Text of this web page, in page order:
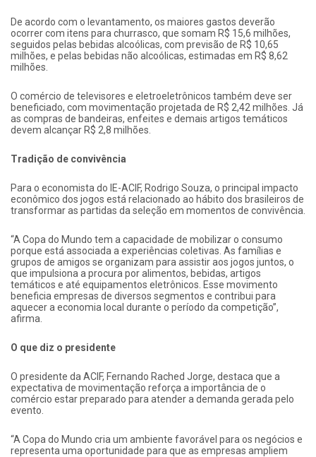
De acordo com o levantamento, os maiores gastos deverão
ocorrer com itens para churrasco, que somam R$ 15,6 milhões,
seguidos pelas bebidas alcoólicas, com previsão de R$ 10,65
milhões, e pelas bebidas não alcoólicas, estimadas em R$ 8,62
milhões.
O comércio de televisores e eletroeletrônicos também deve ser
beneficiado, com movimentação projetada de R$ 2,42 milhões. Já
as compras de bandeiras, enfeites e demais artigos temáticos
devem alcançar R$ 2,8 milhões.
Tradição de convivência
Para o economista do IE-ACIF, Rodrigo Souza, o principal impacto
econômico dos jogos está relacionado ao hábito dos brasileiros de
transformar as partidas da seleção em momentos de convivência.
“A Copa do Mundo tem a capacidade de mobilizar o consumo
porque está associada a experiências coletivas. As famílias e
grupos de amigos se organizam para assistir aos jogos juntos, o
que impulsiona a procura por alimentos, bebidas, artigos
temáticos e até equipamentos eletrônicos. Esse movimento
beneficia empresas de diversos segmentos e contribui para
aquecer a economia local durante o período da competição”,
afirma.
O que diz o presidente
O presidente da ACIF, Fernando Rached Jorge, destaca que a
expectativa de movimentação reforça a importância de o
comércio estar preparado para atender a demanda gerada pelo
evento.
“A Copa do Mundo cria um ambiente favorável para os negócios e
representa uma oportunidade para que as empresas ampliem